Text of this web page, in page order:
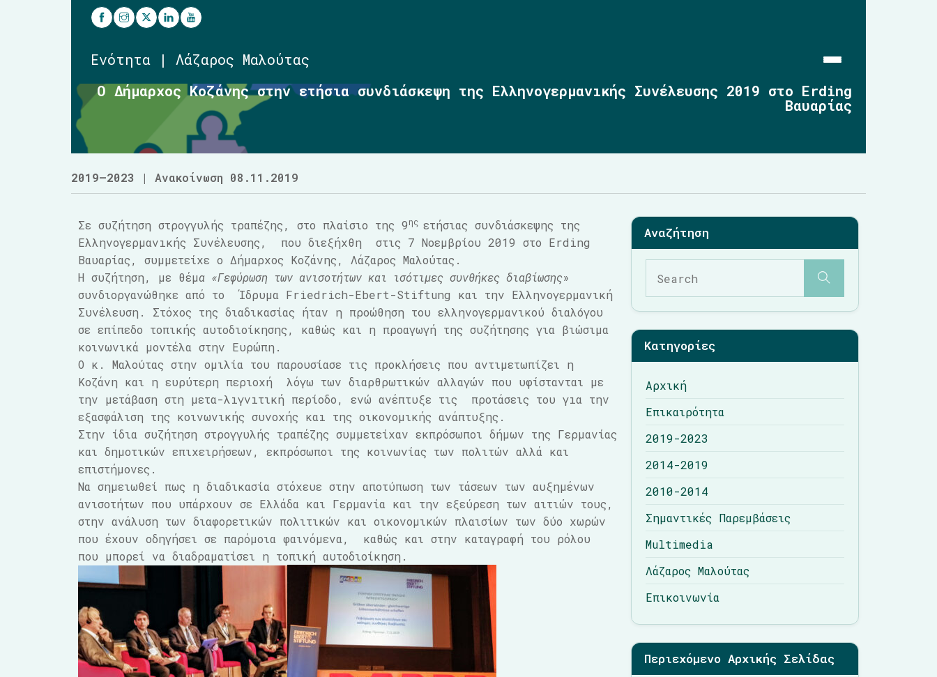
Ενότητα | Λάζαρος Μαλούτας
2019-2023
2014-2019
2010-2014
Σημαντικές Παρεμβάσεις
Multimedia
Λάζαρος Μαλούτας
Επικοινωνία
Ο Δήμαρχος Κοζάνης στην ετήσια συνδιάσκεψη της Ελληνογερμανıκής Συνέλευσης 2019 στo Erding
Βαυαρίας
2019–2023 | Ανακοίνωση 08.11.2019
Σε συζήτηση στρογγυλής τραπέζης, στο πλαίσιο της 9ης ετήσιας συνδιάσκεψης της
Ελληνογερμανıκής Συνέλευσης, που διεξήχθη στις 7 Νοεμβρίου 2019 στο Erding
Βαυαρίας, συμμετείχε ο Δήμαρχος Κοζάνης, Λάζαρος Μαλούτας.
Η συζήτηση, με θέμα «Γεφύρωση των ανισοτήτων και ισότιμες συνθήκες διαβίωσης»
συνδιοργανώθηκε από το Ίδρυμα Friedrich-Ebert-Stiftung και την Ελληνογερμανική
Συνέλευση. Στόχος της διαδικασίας ήταν η προώθηση του ελληνογερμανικού διαλóγου
σε επίπεδο τοπικής αυτοδιοίκησης, καθώς και η προαγωγή της συζήτησης για βιώσιμα
κοινωνικά μοντέλα στην Ευρώπη.
Ο κ. Μαλούτας στην ομιλία του παρουσίασε τις προκλήσεις που αντιμετωπίζει η
Κοζάνη και η ευρύτερη περιοχή λόγω των διαρθρωτικών αλλαγών που υφίστανται με
την μετάβαση στη μετα-λıγνıτική περίοδο, ενώ ανέπτυξε τις προτάσεις του γıα την
εξασφάλιση της κοινωνικής συνοχής καı της οικονομικής ανάπτυξης.
Στην ίδια συζήτηση στρογγυλής τραπέζης συμμετείχαν εκπρόσωποι δήμων της Γερμανίας
και δημοτικών επιχειρήσεων, εκπρόσωποι της κοινωνίας των πολιτών αλλά και
επιστήμονες.
Να σημειωθεί πως η διαδικασία στόχευε στην αποτύπωση των τάσεων των αυξημένων
ανισοτήτων που υπάρχουν σε Ελλάδα και Γερμανία και την εξεύρεση των αιτιών τους,
στην ανάλυση των διαφορετικών πολιτικών και οικονομικών πλαισίων των δύο χωρών
που έχουν οδηγήσει σε παρόμοια φαινόμενα, καθώς και στην καταγραφή του ρόλου
που μπορεί να διαδραματίσει η τοπική αυτοδιοίκηση.
Κατηγορίες
Αρχική
Επικαιρότητα
2019-2023
2014-2019
2010-2014
Σημαντικές Παρεμβάσεις
Multimedia
Λάζαρος Μαλούτας
Επικοινωνία
Περιεχόμενο Αρχικής Σελίδας